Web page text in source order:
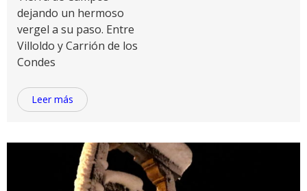
dejando un hermoso
vergel a su paso. Entre
Villoldo y Carrión de los
Condes
Leer más